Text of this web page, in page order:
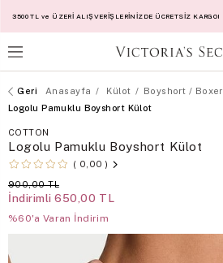
3500 TL ve ÜZERİ ALIŞVERİŞLERİNİZDE ÜCRETSİZ KARGO!
Anasayfa Külot
Boyshort / Boxer
Logolu Pamuklu Boyshort Külot
COTTON
Logolu Pamuklu Boyshort Külot
0,00
900,00 TL
İndirimli 650,00 TL
%60'a Varan İndirim